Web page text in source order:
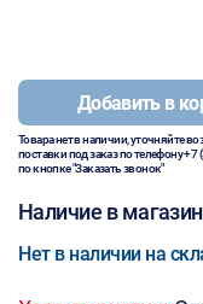
Добавить в
Товара нет в наличии, уточняйте
поставки под заказ по телефону+7
по кнопке "Заказать звонок"
Наличие в
Нет в наличии на